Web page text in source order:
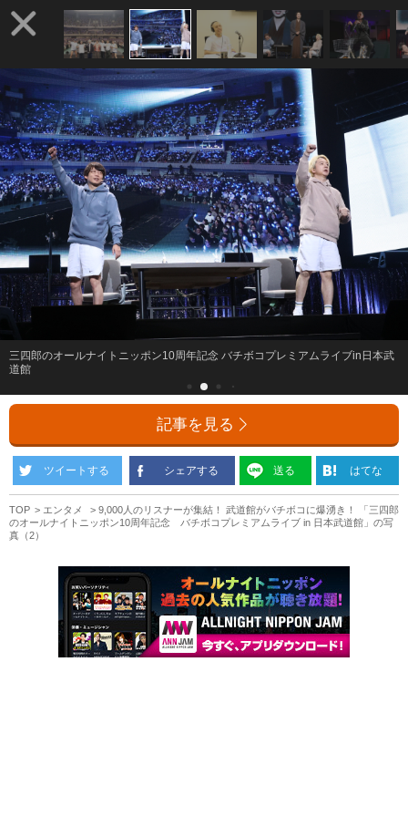
三四郎のオールナイトニッポン10周年記念 バチボコプレミアムライブin日本武
道館
記事を見る
ツイートする シェアする 送る はてな
TOP エンタメ
9,000人のリスナーが集結！ 武道館がバチボコに爆湧き！ 「三四郎
のオールナイトニッポン10周年記念 バチボコプレミアムライブ in 日本武道館」の写
真（2）